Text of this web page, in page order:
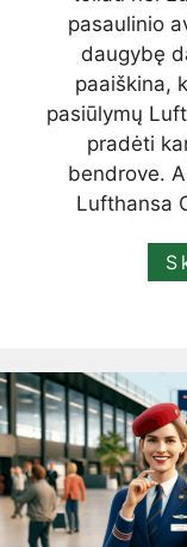
pasaulinio
daugybę
paaiškina,
pasiūlymų
pradėti
bendrove.
Lufthansa